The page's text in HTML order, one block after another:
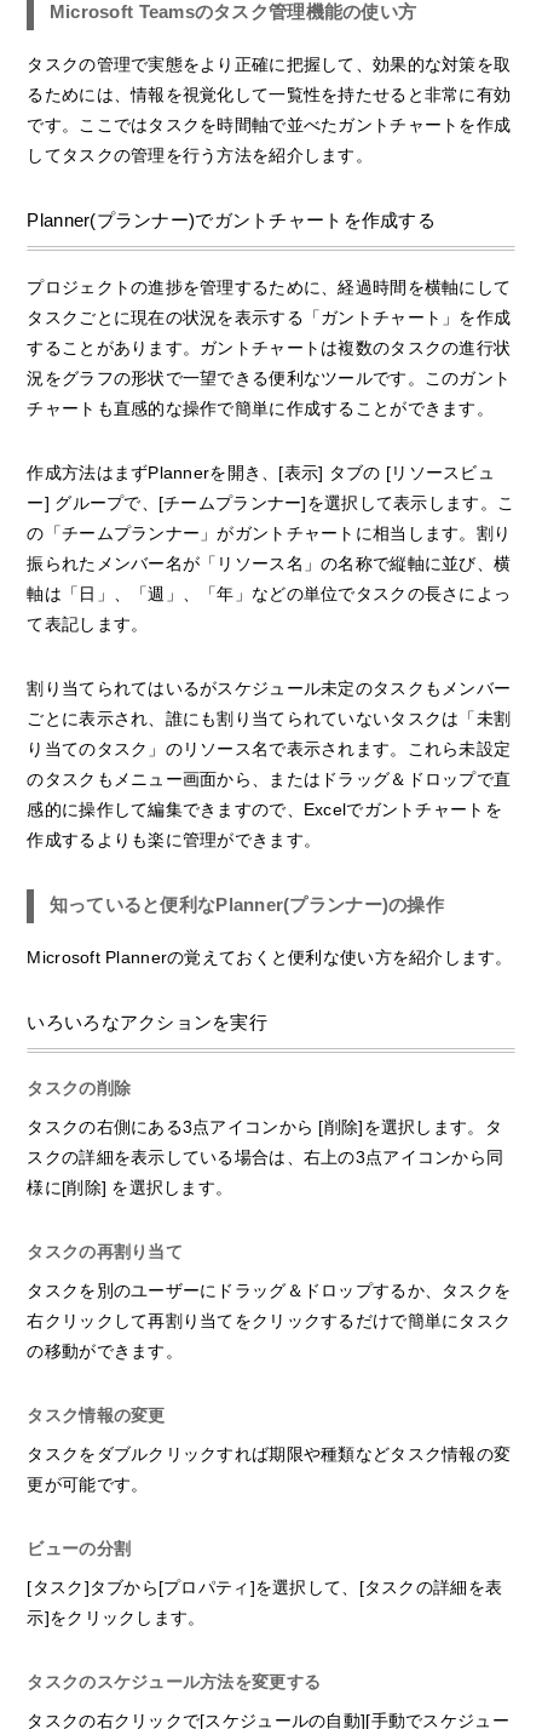
Microsoft Teamsのタスク管理機能の使い方
タスクの管理で実態をより正確に把握して、効果的な対策を取
るためには、情報を視覚化して一覧性を持たせると非常に有効
です。ここではタスクを時間軸で並べたガントチャートを作成
してタスクの管理を行う方法を紹介します。
Planner(プランナー)でガントチャートを作成する
プロジェクトの進捗を管理するために、経過時間を横軸にして
タスクごとに現在の状況を表示する「ガントチャート」を作成
することがあります。ガントチャートは複数のタスクの進行状
況をグラフの形状で一望できる便利なツールです。このガント
チャートも直感的な操作で簡単に作成することができます。
作成方法はまずPlannerを開き、[表示] タブの [リソースビュ
ー] グループで、[チームプランナー]を選択して表示します。こ
の「チームプランナー」がガントチャートに相当します。割り
振られたメンバー名が「リソース名」の名称で縦軸に並び、横
軸は「日」、「週」、「年」などの単位でタスクの長さによっ
て表記します。
割り当てられてはいるがスケジュール未定のタスクもメンバー
ごとに表示され、誰にも割り当てられていないタスクは「未割
り当てのタスク」のリソース名で表示されます。これら未設定
のタスクもメニュー画面から、またはドラッグ＆ドロップで直
感的に操作して編集できますので、Excelでガントチャートを
作成するよりも楽に管理ができます。
知っていると便利なPlanner(プランナー)の操作
Microsoft Plannerの覚えておくと便利な使い方を紹介します。
いろいろなアクションを実行
タスクの削除
タスクの右側にある3点アイコンから [削除]を選択します。タ
スクの詳細を表示している場合は、右上の3点アイコンから同
様に[削除] を選択します。
タスクの再割り当て
タスクを別のユーザーにドラッグ＆ドロップするか、タスクを
右クリックして再割り当てをクリックするだけで簡単にタスク
の移動ができます。
タスク情報の変更
タスクをダブルクリックすれば期限や種類などタスク情報の変
更が可能です。
ビューの分割
[タスク]タブから[プロパティ]を選択して、[タスクの詳細を表
示]をクリックします。
タスクのスケジュール方法を変更する
タスクの右クリックで[スケジュールの自動][手動でスケジュー